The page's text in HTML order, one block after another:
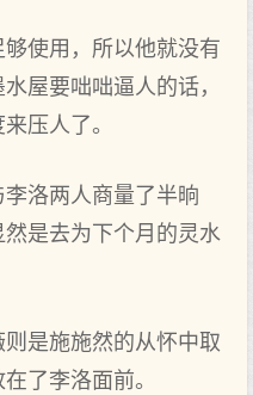
使用，所以他就没有
屋要咄咄逼人的话，
压人了。
洛两人商量了半晌
是去为下个月的灵水
是施施然的从怀中取
了李洛面前。